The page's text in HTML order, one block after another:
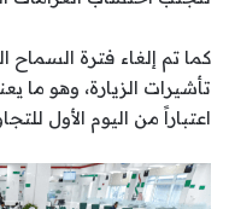
اعتباراً من اليوم الأول